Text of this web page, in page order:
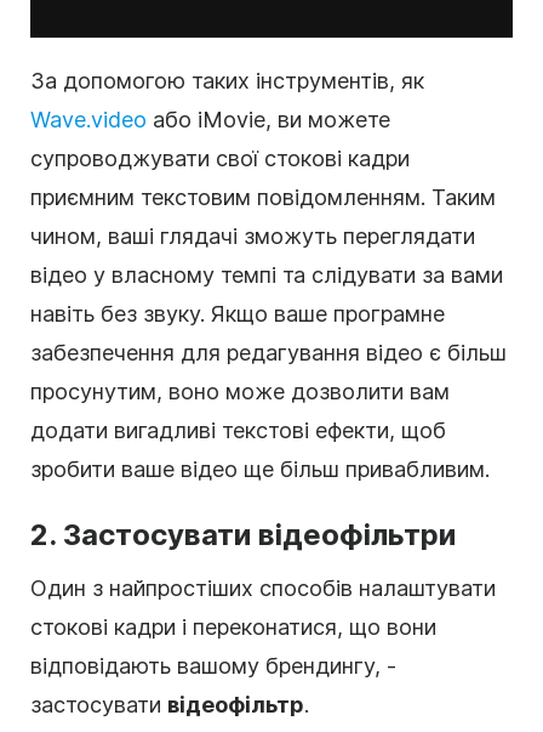
За допомогою таких інструментів, як
Wave.video або iMovie, ви можете
супроводжувати свої стокові кадри
приємним текстовим повідомленням. Таким
чином, ваші глядачі зможуть переглядати
відео у власному темпі та слідувати за вами
навіть без звуку. Якщо ваше програмне
забезпечення для редагування відео є більш
просунутим, воно може дозволити вам
додати вигадливі текстові ефекти, щоб
зробити ваше відео ще більш привабливим.
2. Застосувати відеофільтри
Один з найпростіших способів налаштувати
стокові кадри і переконатися, що вони
відповідають вашому брендингу, -
застосувати відеофільтр.